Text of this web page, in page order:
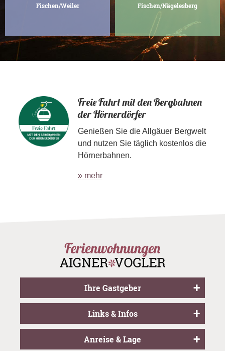
Fischen/Weiler Fischen/Nägelesberg
Freie Fahrt mit den Bergbahnen
der Hörnerdörfer
Genießen Sie die Allgäuer Bergwelt
und nutzen Sie täglich kostenlos die
Hörnerbahnen.
» mehr
Ihre Gastgeber
Links & Infos
Anreise & Lage